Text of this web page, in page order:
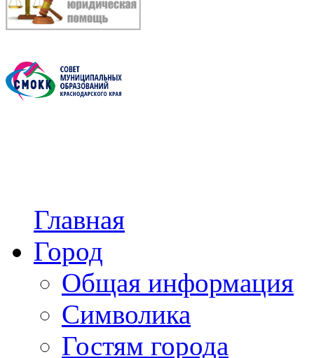
Главная
Город
Общая информация
Символика
Гостям города